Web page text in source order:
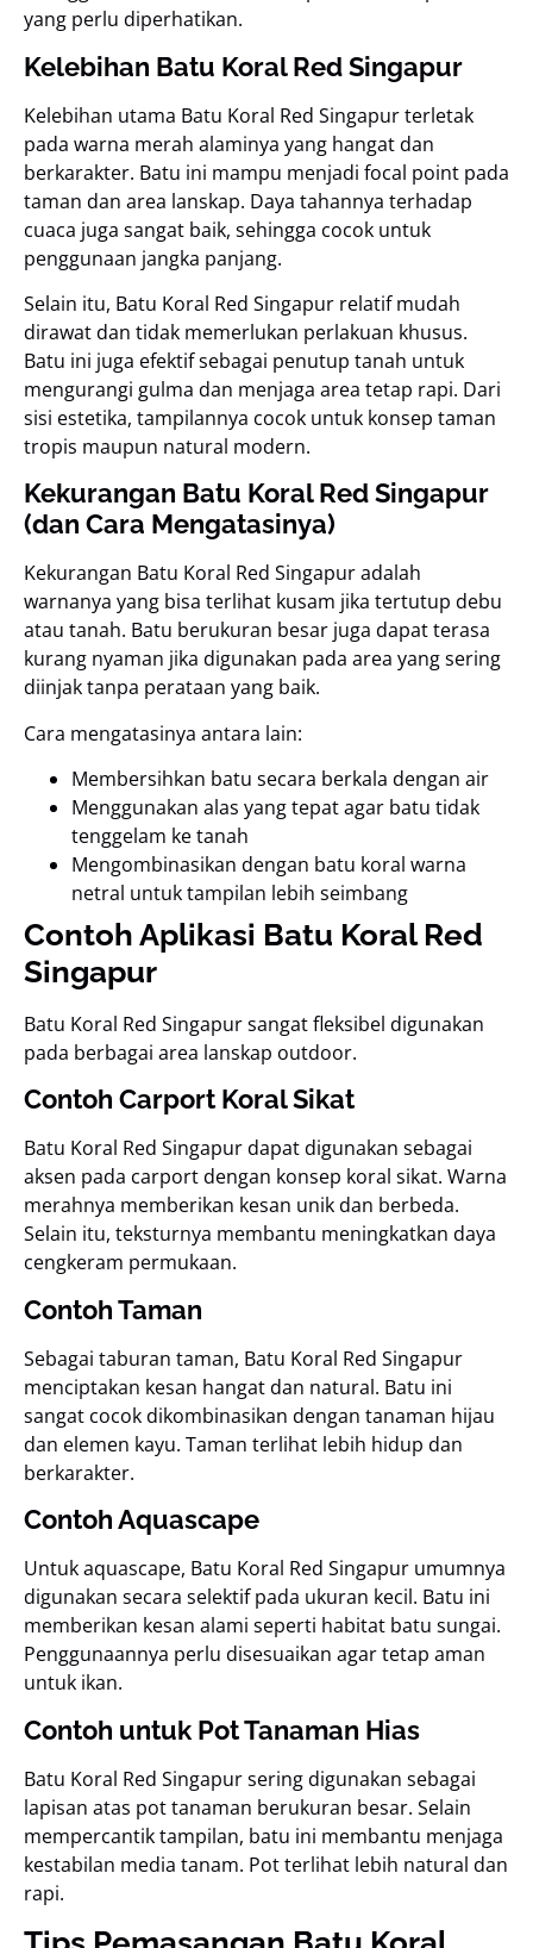
yang perlu diperhatikan.
Kelebihan Batu Koral Red Singapur
Kelebihan utama Batu Koral Red Singapur terletak
pada warna merah alaminya yang hangat dan
berkarakter. Batu ini mampu menjadi focal point pada
taman dan area lanskap. Daya tahannya terhadap
cuaca juga sangat baik, sehingga cocok untuk
penggunaan jangka panjang.
Selain itu, Batu Koral Red Singapur relatif mudah
dirawat dan tidak memerlukan perlakuan khusus.
Batu ini juga efektif sebagai penutup tanah untuk
mengurangi gulma dan menjaga area tetap rapi. Dari
sisi estetika, tampilannya cocok untuk konsep taman
tropis maupun natural modern.
Kekurangan Batu Koral Red Singapur
(dan Cara Mengatasinya)
Kekurangan Batu Koral Red Singapur adalah
warnanya yang bisa terlihat kusam jika tertutup debu
atau tanah. Batu berukuran besar juga dapat terasa
kurang nyaman jika digunakan pada area yang sering
diinjak tanpa perataan yang baik.
Cara mengatasinya antara lain:
Membersihkan batu secara berkala dengan air
Menggunakan alas yang tepat agar batu tidak
tenggelam ke tanah
Mengombinasikan dengan batu koral warna
netral untuk tampilan lebih seimbang
Contoh Aplikasi Batu Koral Red
Singapur
Batu Koral Red Singapur sangat fleksibel digunakan
pada berbagai area lanskap outdoor.
Contoh Carport Koral Sikat
Batu Koral Red Singapur dapat digunakan sebagai
aksen pada carport dengan konsep koral sikat. Warna
merahnya memberikan kesan unik dan berbeda.
Selain itu, teksturnya membantu meningkatkan daya
cengkeram permukaan.
Contoh Taman
Sebagai taburan taman, Batu Koral Red Singapur
menciptakan kesan hangat dan natural. Batu ini
sangat cocok dikombinasikan dengan tanaman hijau
dan elemen kayu. Taman terlihat lebih hidup dan
berkarakter.
Contoh Aquascape
Untuk aquascape, Batu Koral Red Singapur umumnya
digunakan secara selektif pada ukuran kecil. Batu ini
memberikan kesan alami seperti habitat batu sungai.
Penggunaannya perlu disesuaikan agar tetap aman
untuk ikan.
Contoh untuk Pot Tanaman Hias
Batu Koral Red Singapur sering digunakan sebagai
lapisan atas pot tanaman berukuran besar. Selain
mempercantik tampilan, batu ini membantu menjaga
kestabilan media tanam. Pot terlihat lebih natural dan
rapi.